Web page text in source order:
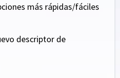
más rápidas/fáciles
descriptor de